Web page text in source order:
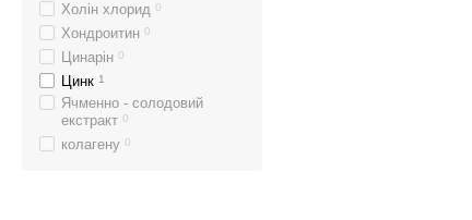
Холін хлорид 0
Хондроитин 0
Цинарін 0
Цинк 1
Ячменно - солодовий
екстракт 0
колагену 0